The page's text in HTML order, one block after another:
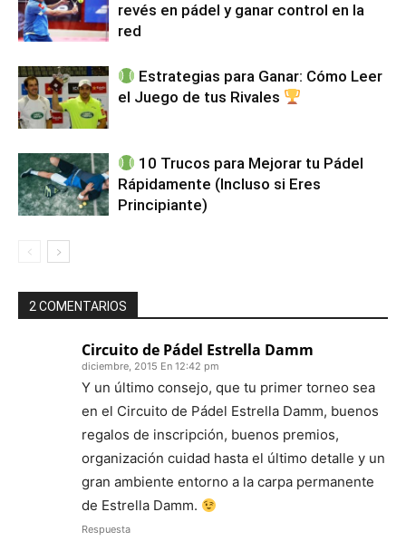
revés en pádel y ganar control en la
red
Estrategias para Ganar: Cómo Leer
el Juego de tus Rivales
10 Trucos para Mejorar tu Pádel
Rápidamente (Incluso si Eres
Principiante)
2 COMENTARIOS
Circuito de Pádel Estrella Damm
diciembre, 2015 En 12:42 pm
Y un último consejo, que tu primer torneo sea
en el Circuito de Pádel Estrella Damm, buenos
regalos de inscripción, buenos premios,
organización cuidad hasta el último detalle y un
gran ambiente entorno a la carpa permanente
de Estrella Damm.
Respuesta